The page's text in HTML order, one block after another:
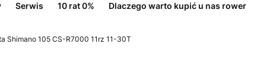
Serwis 10 rat 0% Dlaczego warto kupić u nas rower
Shimano 105 CS-R7000 11rz 11-30T